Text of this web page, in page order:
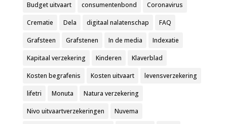
Budget uitvaart consumentenbond Coronavirus
Crematie Dela digitaal nalatenschap FAQ
Grafsteen Grafstenen In de media Indexatie
Kapitaal verzekering Kinderen Klaverblad
Kosten begrafenis Kosten uitvaart levensverzekering
lifetri Monuta Natura verzekering
Nivo uitvaartverzekeringen Nuvema